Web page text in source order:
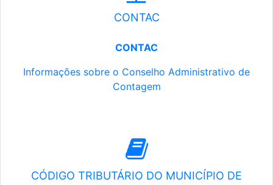
CONTAC
CONTAC
Informações sobre o Conselho Administrativo de
Contagem
CÓDIGO TRIBUTÁRIO DO MUNICÍPIO DE